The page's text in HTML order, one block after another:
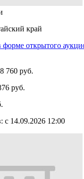
край
открытого
760 руб.
руб.
с 14.09.2026 12:00